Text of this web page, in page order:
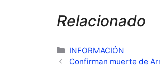
Relacionado
Categorías
INFORMACIÓN
Confirman muerte de